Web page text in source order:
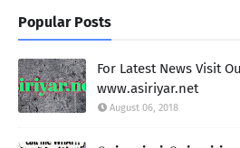
Popular Posts
For Latest News Visit
www.asiriyar.net
August 06, 2018